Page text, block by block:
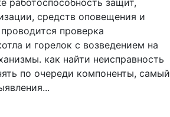
работоспособность защит,
средств оповещения и
проверка
и горелок с возведением на
как найти неисправность
по очереди компоненты, самый